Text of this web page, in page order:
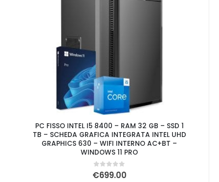
PC FISSO INTEL I5 8400 – RAM 32 GB – SSD 1
TB – SCHEDA GRAFICA INTEGRATA INTEL UHD
GRAPHICS 630 – WIFI INTERNO AC+BT –
WINDOWS 11 PRO
0Su 5
€699.00